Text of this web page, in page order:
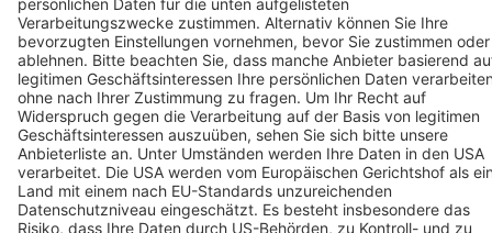
Verkaufsstellen vor